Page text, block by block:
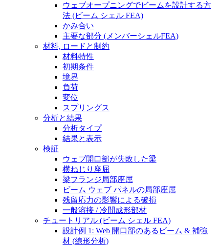
ウェブオープニングでビームを設計する方
法 (ビーム シェル FEA)
かみ合い
主要な部分 (メンバーシェルFEA)
材料, ロードと制約
材料特性
初期条件
境界
負荷
変位
スプリングス
分析と結果
分析タイプ
結果と表示
検証
ウェブ開口部が失敗した梁
横ねじり座屈
梁フランジ局部座屈
ビーム ウェブ パネルの局部座屈
残留応力の影響による破損
一般溶接 / 冷間成形部材
チュートリアル (ビーム シェル FEA)
設計例 1: Web 開口部のあるビーム & 補強
材 (線形分析)